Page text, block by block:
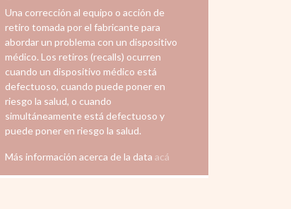
Una corrección al equipo o acción de
retiro tomada por el fabricante para
abordar un problema con un dispositivo
médico. Los retiros (recalls) ocurren
cuando un dispositivo médico está
defectuoso, cuando puede poner en
riesgo la salud, o cuando
simultáneamente está defectuoso y
puede poner en riesgo la salud.
Más información acerca de la data acá